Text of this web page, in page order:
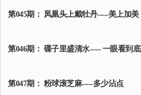
第045期： 凤凰头上戴牡丹-----美上加美
第046期： 碟子里盛清水----- 一眼看到底
第047期： 粉球滚芝麻-----多少沾点